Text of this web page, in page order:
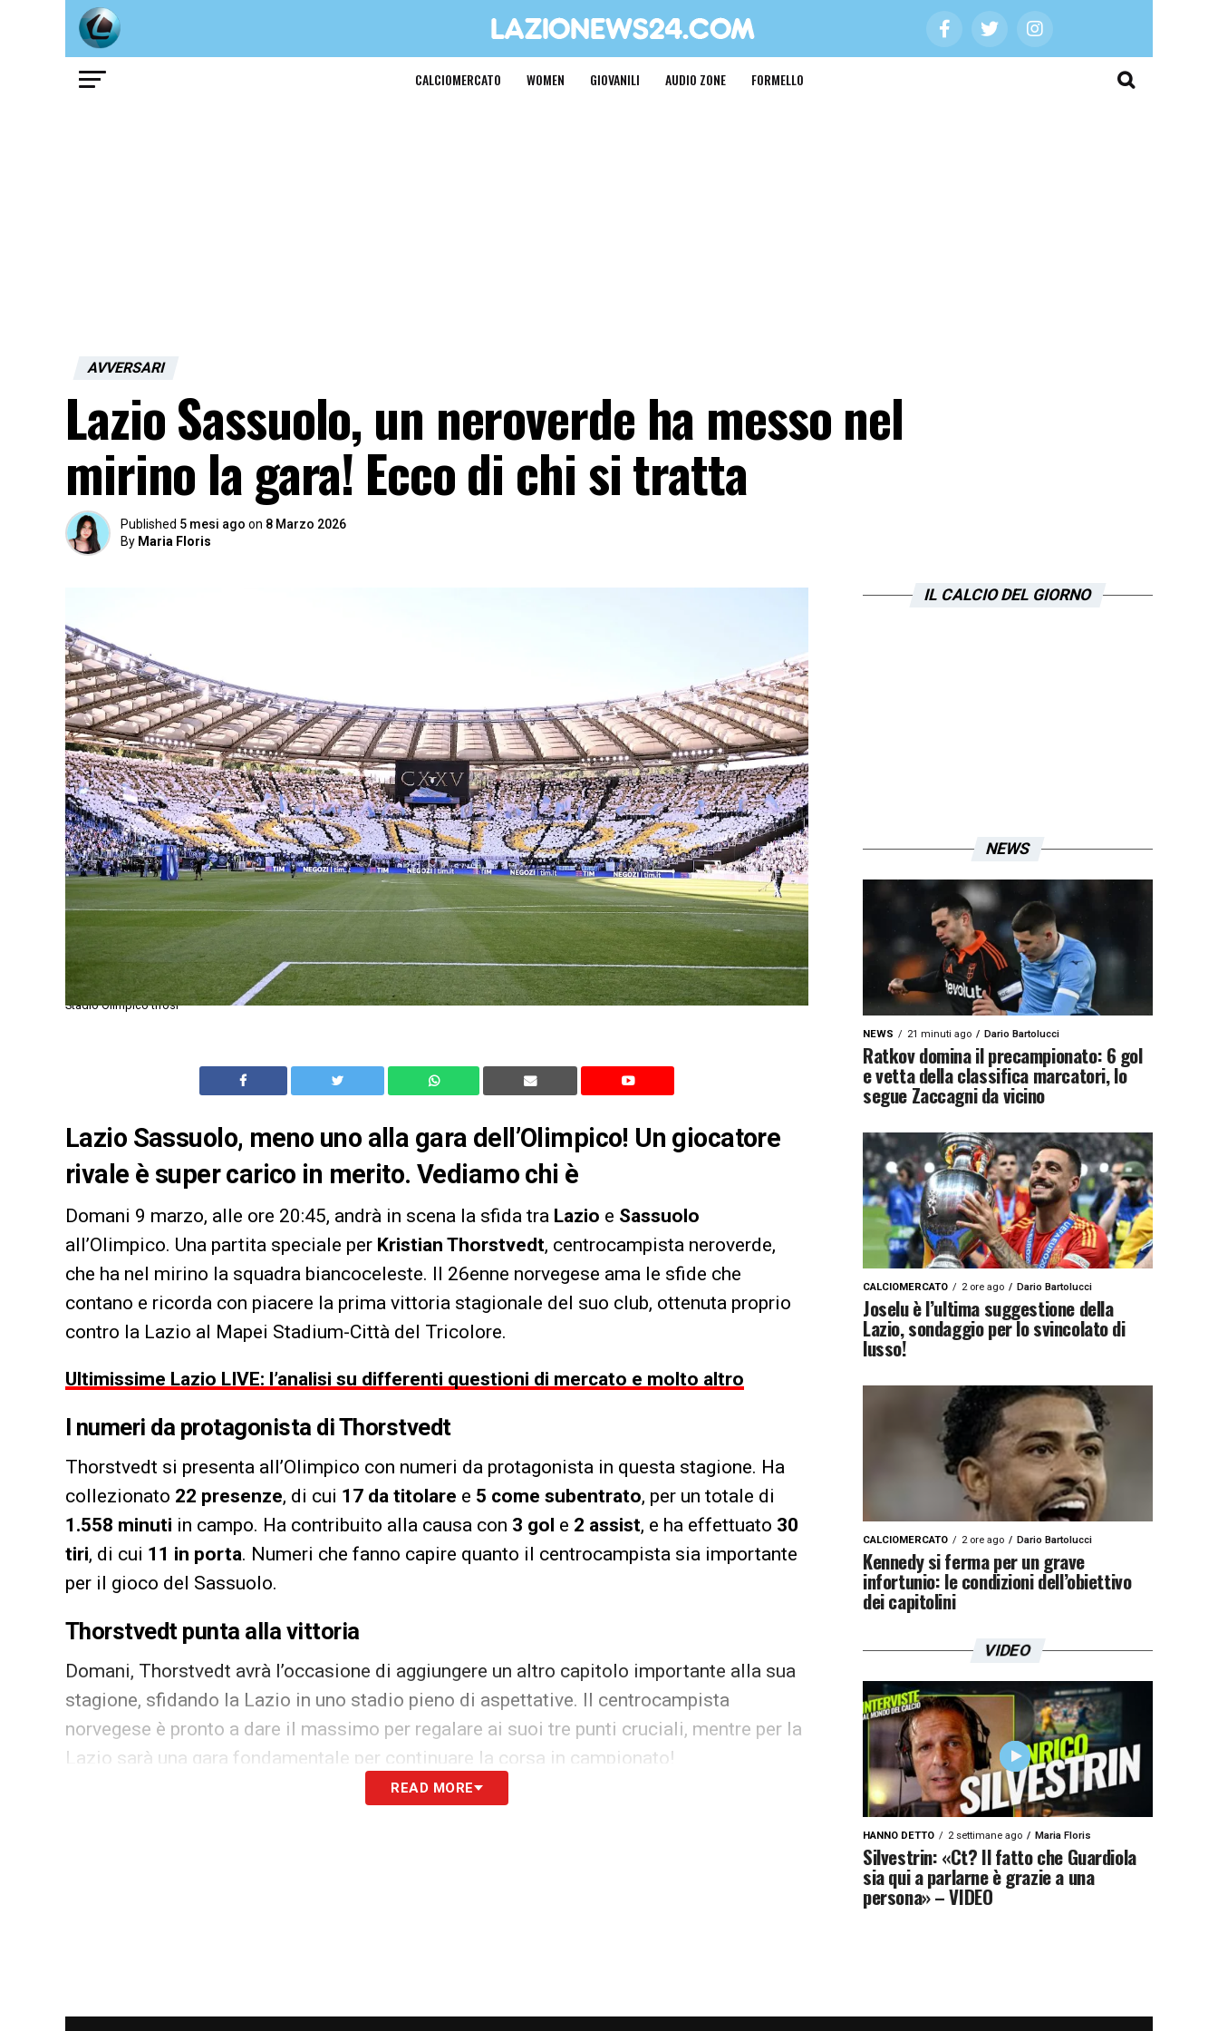
CALCIOMERCATO WOMEN GIOVANILI AUDIO ZONE FORMELLO
AVVERSARI
Lazio Sassuolo, un neroverde ha messo nel
mirino la gara! Ecco di chi si tratta
Published 5 mesi ago on 8 Marzo 2026
By Maria Floris
Stadio Olimpico tifosi
Lazio Sassuolo, meno uno alla gara dell’Olimpico! Un giocatore
rivale è super carico in merito. Vediamo chi è
Domani 9 marzo, alle ore 20:45, andrà in scena la sfida tra Lazio e Sassuolo
all’Olimpico. Una partita speciale per Kristian Thorstvedt, centrocampista neroverde,
che ha nel mirino la squadra biancoceleste. Il 26enne norvegese ama le sfide che
contano e ricorda con piacere la prima vittoria stagionale del suo club, ottenuta proprio
contro la Lazio al Mapei Stadium-Città del Tricolore.
Ultimissime Lazio LIVE: l’analisi su differenti questioni di mercato e molto altro
I numeri da protagonista di Thorstvedt
Thorstvedt si presenta all’Olimpico con numeri da protagonista in questa stagione. Ha
collezionato 22 presenze, di cui 17 da titolare e 5 come subentrato, per un totale di
1.558 minuti in campo. Ha contribuito alla causa con 3 gol e 2 assist, e ha effettuato 30
tiri, di cui 11 in porta. Numeri che fanno capire quanto il centrocampista sia importante
per il gioco del Sassuolo.
Thorstvedt punta alla vittoria
Domani, Thorstvedt avrà l’occasione di aggiungere un altro capitolo importante alla sua
stagione, sfidando la Lazio in uno stadio pieno di aspettative. Il centrocampista
norvegese è pronto a dare il massimo per regalare ai suoi tre punti cruciali, mentre per la
Lazio sarà una gara fondamentale per continuare la corsa in campionato!
READ MORE
IL CALCIO DEL GIORNO
NEWS
NEWS 21 minuti ago Dario Bartolucci
Ratkov domina il precampionato: 6 gol
e vetta della classifica marcatori, lo
segue Zaccagni da vicino
CALCIOMERCATO 2 ore ago Dario Bartolucci
Joselu è l’ultima suggestione della
Lazio, sondaggio per lo svincolato di
lusso!
CALCIOMERCATO 2 ore ago Dario Bartolucci
Kennedy si ferma per un grave
infortunio: le condizioni dell’obiettivo
dei capitolini
VIDEO
HANNO DETTO 2 settimane ago Maria Floris
Silvestrin: «Ct? Il fatto che Guardiola
sia qui a parlarne è grazie a una
persona» – VIDEO